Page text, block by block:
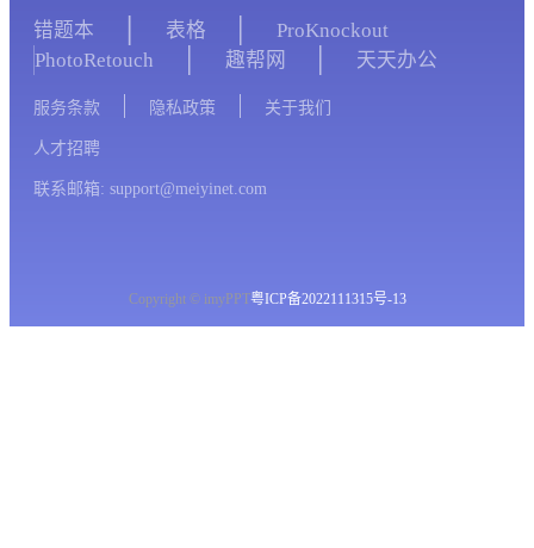
错题本 表格
ProKnockout
PhotoRetouch
趣帮网 天天办公
服务条款 隐私政策 关于我们
人才招聘
联系邮箱: support@meiyinet.com
Copyright © imyPPT粤ICP备2022111315号-13